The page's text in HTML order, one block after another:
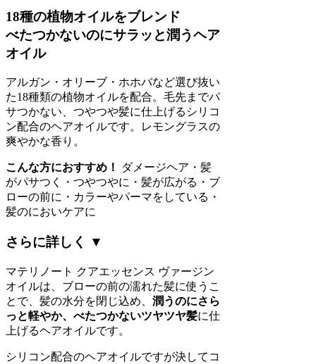
18種の植物オイルをブレンド
べたつかないのにサラッと潤うヘア
オイル
アルガン・オリーブ・ホホバなど選び抜い
た18種類の植物オイルを配合。毛先までパ
サつかない、つやつや髪に仕上げるシリコ
ン配合のヘアオイルです。レモングラスの
爽やかな香り。
こんな方におすすめ！
ダメージヘア・髪
がパサつく・つやつやに・髪が広がる・ブ
ローの前に・カラーやパーマをしている・
髪のにおいケアに
さらに詳しく ▼
マテリノート クアエッセンス ヴァージン
オイルは、ブローの前の濡れた髪に使うこ
とで、髪の水分を閉じ込め、 潤うのにさら
っと軽やか、べたつかないツヤツヤ髪に仕
上げるヘアオイルです。
シリコン配合のヘアオイルですが決してコ